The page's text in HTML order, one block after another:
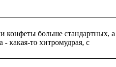
конфеты больше стандартных, а
какая-то хитромудрая, с